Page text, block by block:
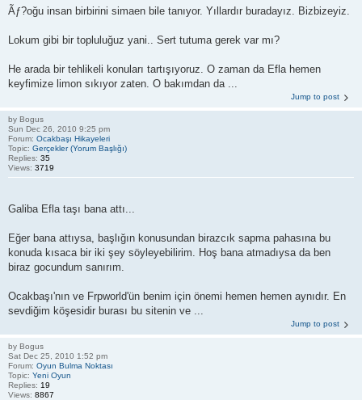
Ãƒ?oğu insan birbirini simaen bile tanıyor. Yıllardır buradayız. Bizbizeyiz.
Lokum gibi bir topluluğuz yani.. Sert tutuma gerek var mı?
He arada bir tehlikeli konuları tartışıyoruz. O zaman da Efla hemen
keyfimize limon sıkıyor zaten. O bakımdan da ...
Jump to post
by Bogus
Sun Dec 26, 2010 9:25 pm
Forum: Ocakbaşı Hikayeleri
Topic: Gerçekler (Yorum Başlığı)
Replies: 35
Views: 3719
Galiba Efla taşı bana attı...
Eğer bana attıysa, başlığın konusundan birazcık sapma pahasına bu
konuda kısaca bir iki şey söyleyebilirim. Hoş bana atmadıysa da ben
biraz gocundum sanırım.
Ocakbaşı'nın ve Frpworld'ün benim için önemi hemen hemen aynıdır. En
sevdiğim köşesidir burası bu sitenin ve ...
Jump to post
by Bogus
Sat Dec 25, 2010 1:52 pm
Forum: Oyun Bulma Noktası
Topic: Yeni Oyun
Replies: 19
Views: 8867